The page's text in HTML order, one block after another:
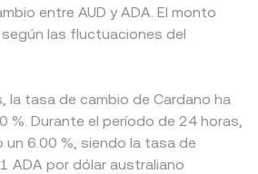
entre AUD y ADA. El monto
las fluctuaciones del
la tasa de cambio de Cardano ha
%. Durante el período de 24 horas,
6.00 %, siendo la tasa de
ADA por dólar australiano